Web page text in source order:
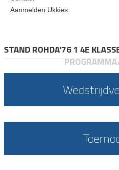
Aanmelden Ukkies
STAND ROHDA'76 1 4E